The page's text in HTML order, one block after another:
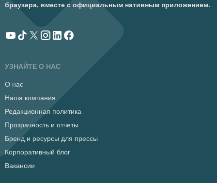
браузера, вместе с официальным нативным приложением.
УЗНАЙТЕ О НАС
О нас
Наша компания
Редакционная политика
Прозрачность и отчеты
Бренд и ресурсы для прессы
Корпоративный блог
Вакансии